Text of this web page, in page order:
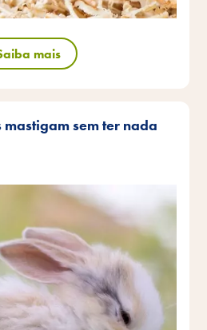
mais
mastigam sem ter nada